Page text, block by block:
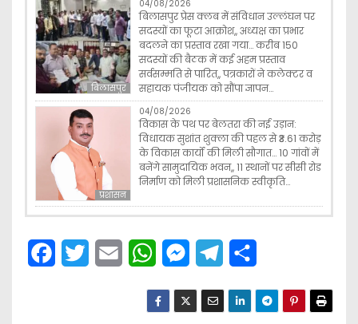
बिलासपुर
04/08/2026
बिलासपुर प्रेस क्लब में संविधान उल्लंघन पर
सदस्यों का फूटा आक्रोश,, अध्यक्ष का प्रभार
बदलने का प्रस्ताव रखा गया… करीब 150
सदस्यों की बैठक में कई अहम प्रस्ताव
सर्वसम्मति से पारित,, पत्रकारों ने कलेक्टर व
सहायक पंजीयक को सौंपा ज्ञापन…
प्रशासन
04/08/2026
विकास के पथ पर बेलतरा की नई उड़ान:
विधायक सुशांत शुक्ला की पहल से ₹3.61 करोड़
के विकास कार्यों की मिली सौगात… 10 गांवों में
बनेंगे सामुदायिक भवन,, 11 स्थानों पर सीसी रोड
निर्माण को मिली प्रशासनिक स्वीकृति…
W
a
M
s
l
a